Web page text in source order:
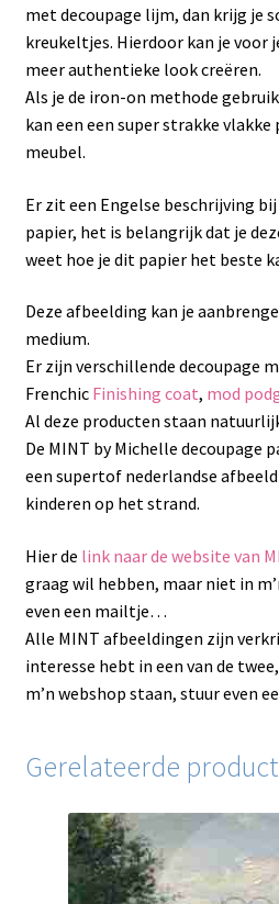
met decoupage lijm, dan krijg je
kreukeltjes. Hierdoor kan je voor
meer authentieke look creëren.
Als je de iron-on methode
kan een een super strakke
meubel.
Er zit een Engelse beschrijving
papier, het is belangrijk dat je
weet hoe je dit papier het beste
Deze afbeelding kan je
medium.
Er zijn verschillende decoupage
Frenchic Finishing coat, mod
Al deze producten staan
De MINT by Michelle decoupage
een supertof nederlandse
kinderen op het strand.
Hier de link naar de website van
graag wil hebben, maar niet in
even een mailtje…
Alle MINT afbeeldingen zijn
interesse hebt in een van de
m’n webshop staan, stuur even
Gerelateerde